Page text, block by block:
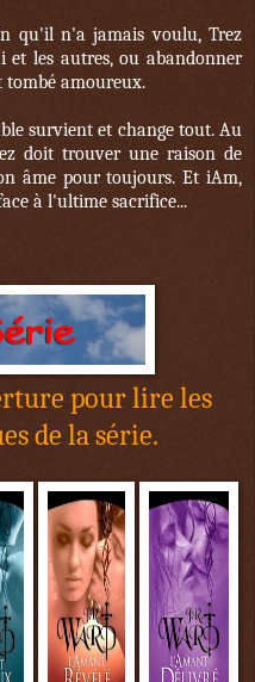
qu'il n'a jamais voulu, Trez
et les autres, ou abandonner
amoureux.
survient et change tout. Au
doit trouver une raison de
âme pour toujours. Et iAm,
à l'ultime sacrifice...
pour lire les
de la série.